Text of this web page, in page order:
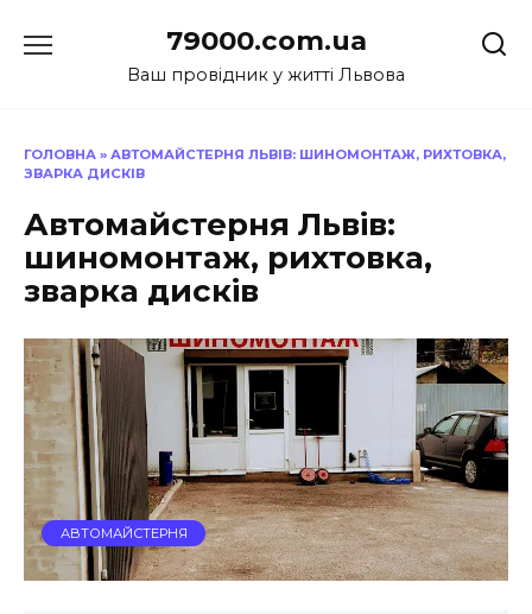
до
79000.com.ua
Ваш провідник у житті Львова
ГОЛОВНА » АВТОМАЙСТЕРНЯ ЛЬВІВ: ШИНОМОНТАЖ, РИХТОВКА,
ЗВАРКА ДИСКІВ
Автомайстерня Львів:
шиномонтаж, рихтовка,
зварка дисків
АВТОМАЙСТЕРНЯ